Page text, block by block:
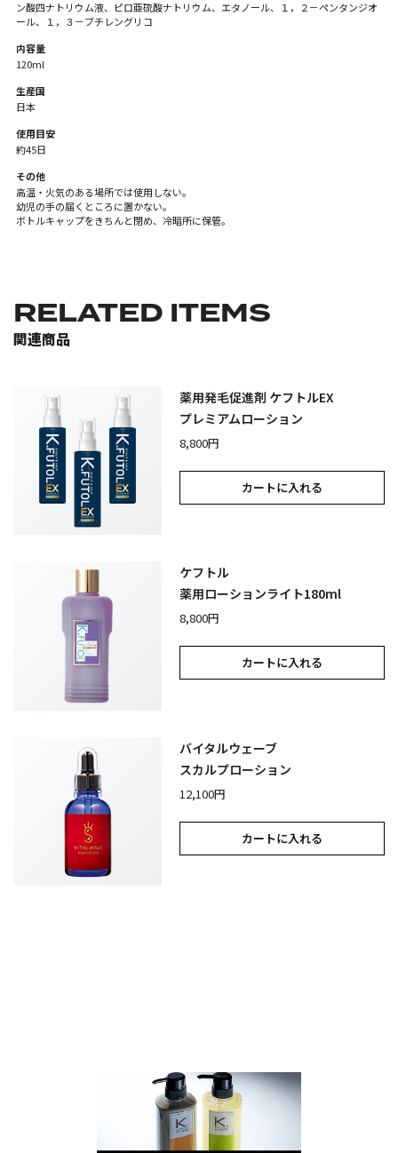
ン酸四ナトリウム液、ピロ亜硫酸ナトリウム、エタノール、１，２－ペンタンジオ
ール、１，３－ブチレングリコ
内容量
120ml
生産国
日本
使用目安
約45日
その他
高温・火気のある場所では使用しない。
幼児の手の届くところに置かない。
ボトルキャップをきちんと閉め、冷暗所に保管。
RELATED ITEMS
関連商品
薬用発毛促進剤 ケフトルEX
プレミアムローション
8,800円
カートに入れる
ケフトル
薬用ローションライト180ml
8,800円
カートに入れる
バイタルウェーブ
スカルプローション
12,100円
カートに入れる